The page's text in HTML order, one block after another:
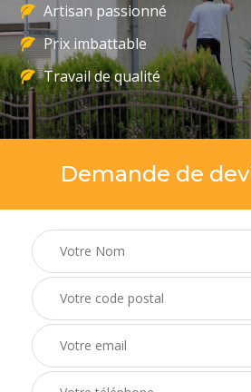
Artisan passionné
Prix imbattable
Travail de qualité
Demande de